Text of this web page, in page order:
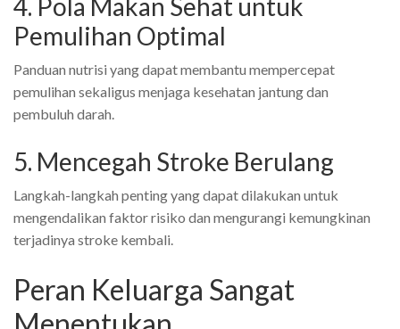
Pemulihan Optimal
Panduan nutrisi yang dapat membantu mempercepat
pemulihan sekaligus menjaga kesehatan jantung dan
pembuluh darah.
5. Mencegah Stroke Berulang
Langkah-langkah penting yang dapat dilakukan untuk
mengendalikan faktor risiko dan mengurangi kemungkinan
terjadinya stroke kembali.
Peran Keluarga Sangat